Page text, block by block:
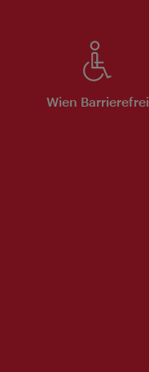
Wien Barrierefrei